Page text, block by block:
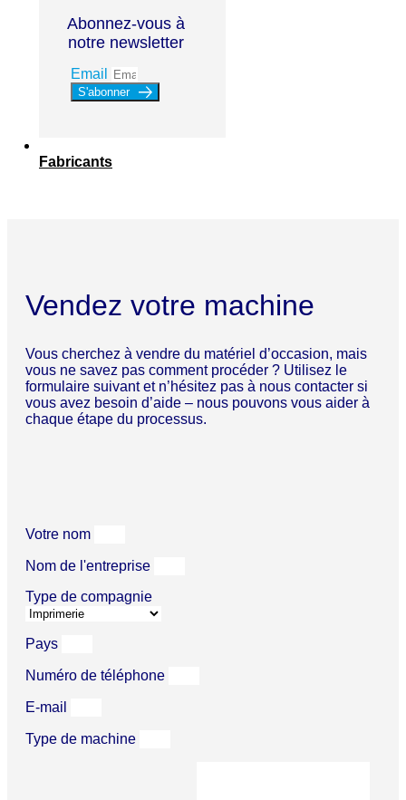
Abonnez-vous à
notre newsletter
Email
S'abonner
Fabricants
Vendez votre machine
Vous cherchez à vendre du matériel d’occasion, mais
vous ne savez pas comment procéder ? Utilisez le
formulaire suivant et n’hésitez pas à nous contacter si
vous avez besoin d’aide – nous pouvons vous aider à
chaque étape du processus.
Votre nom
Nom de l'entreprise
Type de compagnie
Pays
Numéro de téléphone
E-mail
Type de machine